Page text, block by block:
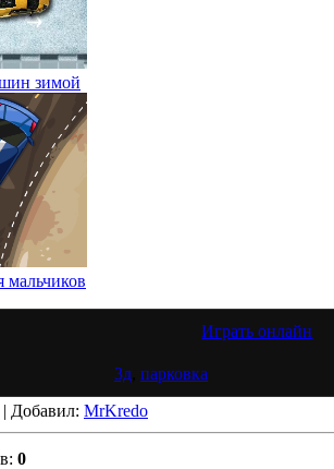
зимой
мальчиков
Играть онлайн
3д парковка
| Добавил: MrKredo
: 0